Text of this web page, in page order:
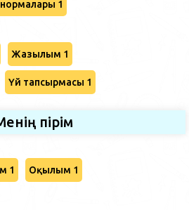
1
Жазылым 1
Үй тапсырмасы 1
пірім
1 Оқылым 1